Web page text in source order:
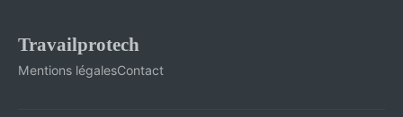
Travailprotech
Mentions légalesContact